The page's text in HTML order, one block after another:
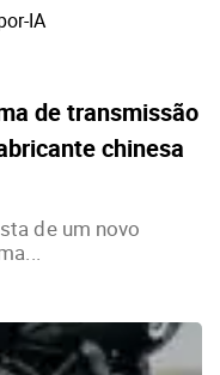
de transmissão
chinesa
de um novo